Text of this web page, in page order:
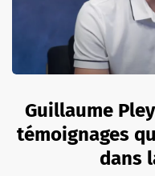
Guillaume
témoignages
dans